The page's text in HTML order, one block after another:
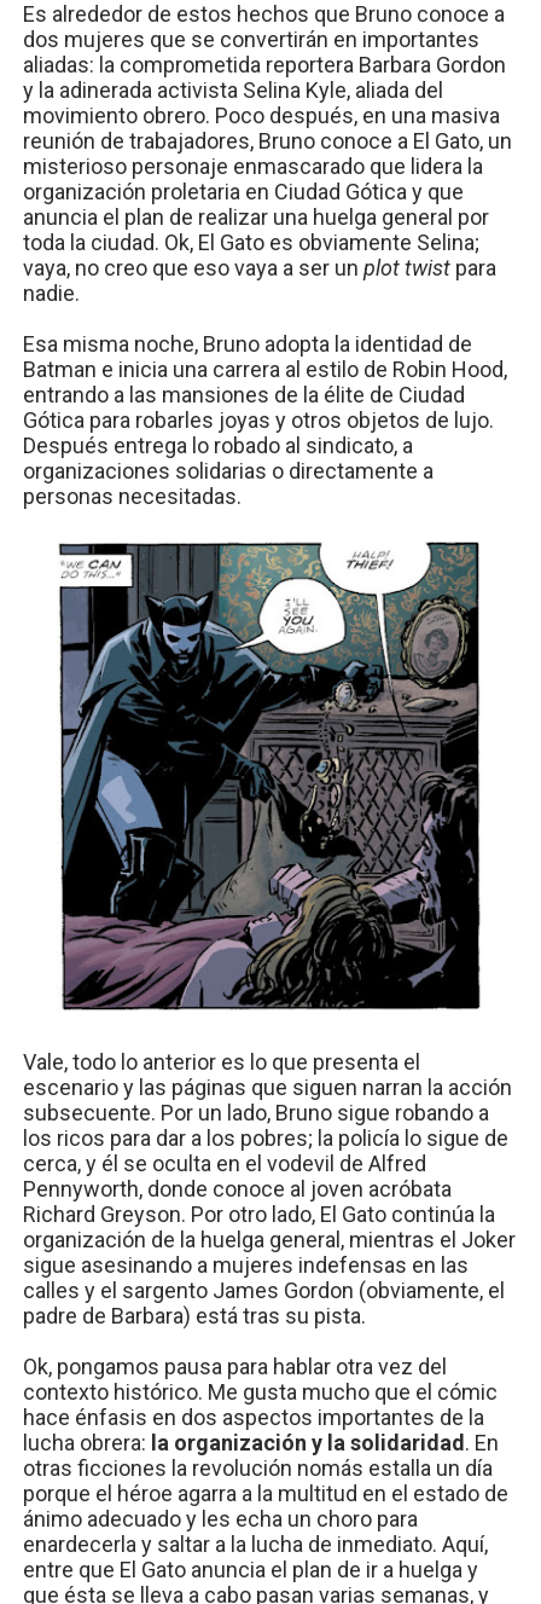
Es alrededor de estos hechos que Bruno conoce a
dos mujeres que se convertirán en importantes
aliadas: la comprometida reportera Barbara Gordon
y la adinerada activista Selina Kyle, aliada del
movimiento obrero. Poco después, en una masiva
reunión de trabajadores, Bruno conoce a El Gato, un
misterioso personaje enmascarado que lidera la
organización proletaria en Ciudad Gótica y que
anuncia el plan de realizar una huelga general por
toda la ciudad. Ok, El Gato es obviamente Selina;
vaya, no creo que eso vaya a ser un plot twist para
nadie.
Esa misma noche, Bruno adopta la identidad de
Batman e inicia una carrera al estilo de Robin Hood,
entrando a las mansiones de la élite de Ciudad
Gótica para robarles joyas y otros objetos de lujo.
Después entrega lo robado al sindicato, a
organizaciones solidarias o directamente a
personas necesitadas.
Vale, todo lo anterior es lo que presenta el
escenario y las páginas que siguen narran la acción
subsecuente. Por un lado, Bruno sigue robando a
los ricos para dar a los pobres; la policía lo sigue de
cerca, y él se oculta en el vodevil de Alfred
Pennyworth, donde conoce al joven acróbata
Richard Greyson. Por otro lado, El Gato continúa la
organización de la huelga general, mientras el Joker
sigue asesinando a mujeres indefensas en las
calles y el sargento James Gordon (obviamente, el
padre de Barbara) está tras su pista.
Ok, pongamos pausa para hablar otra vez del
contexto histórico. Me gusta mucho que el cómic
hace énfasis en dos aspectos importantes de la
lucha obrera: la organización y la solidaridad . En
otras ficciones la revolución nomás estalla un día
porque el héroe agarra a la multitud en el estado de
ánimo adecuado y les echa un choro para
enardecerla y saltar a la lucha de inmediato. Aquí,
entre que El Gato anuncia el plan de ir a huelga y
que ésta se lleva a cabo pasan varias semanas, y